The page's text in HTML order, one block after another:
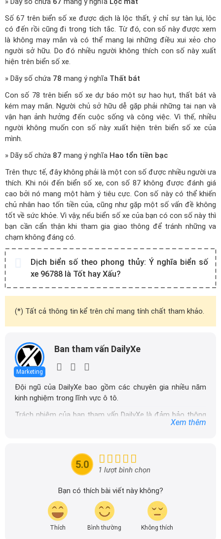
Số 67 trên biển số xe được dịch là lộc thất, ý chỉ sự tàn lụi, lộc
có đến rồi cũng đi trong tích tắc. Từ đó, con số này được xem
là không may mắn và có thể mang lại những điều xui xẻo cho
người sở hữu. Do đó nhiều người không thích con số này xuất
hiện trên biển số xe.
» Dãy số chứa 78 mang ý nghĩa Thất bát
Con số 78 trên biển số xe dự báo một sự hao hụt, thất bát và
kém may mắn. Người chủ sở hữu dễ gặp phải những tai nạn và
vận hạn ảnh hưởng đến cuộc sống và công việc. Vì thế, nhiều
người không muốn con số này xuất hiện trên biển số xe của
mình.
» Dãy số chứa 87 mang ý nghĩa Hao tổn tiền bạc
Trên thực tế, đây không phải là một con số được nhiều người ưa
thích. Khi nói đến biển số xe, con số 87 không được đánh giá
cao bởi nó mang một hàm ý tiêu cực. Con số này có thể khiến
chủ nhân hao tốn tiền của, cũng như gặp một số vấn đề không
tốt về sức khỏe. Vì vậy, nếu biển số xe của bạn có con số này thì
bạn cần cẩn thận khi tham gia giao thông để tránh những va
chạm không đáng có.
Dịch biển số theo phong thủy: Ý nghĩa biển số
xe 96788 là Tốt hay Xấu?
(*) Tất cả thông tin kể trên chỉ mang tính chất tham khảo.
Marketing
Ban tham vấn DailyXe
Đội ngũ của DailyXe bao gồm các chuyên gia nhiều năm
kinh nghiệm trong lĩnh vực ô tô.
Trách nhiệm của ban tham vấn DailyXe là đảm bảo thông
tin chính xác được đăng tải trên dailyxe.com.vn, thường
tin nhanh chóng và dễ dàng hơn.
Xem thêm
5.0 1 lượt bình chọn
Bạn có thích bài viết này không?
Thích Bình thường Không thích